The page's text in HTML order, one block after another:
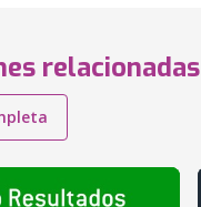
relacionadas